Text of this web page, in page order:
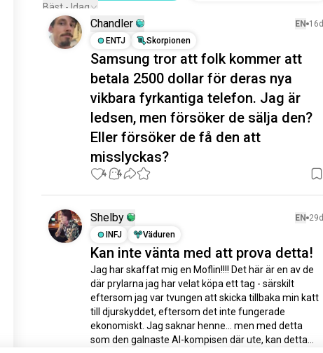
Bäst - Idag
Chandler EN 16d
ENTJ
Skorpionen
Samsung tror att folk kommer att
betala 2500 dollar för deras nya
vikbara fyrkantiga telefon. Jag är
ledsen, men försöker de sälja den?
Eller försöker de få den att
misslyckas?
4 4
Shelby EN 29d
INFJ
Väduren
Kan inte vänta med att prova detta!
Jag har skaffat mig en Moflin!!!! Det här är en av de
där prylarna jag har velat köpa ett tag - särskilt
eftersom jag var tvungen att skicka tillbaka min katt
till djurskyddet, eftersom det inte fungerade
ekonomiskt. Jag saknar henne... men med detta
som den galnaste AI-kompisen där ute, kan detta...